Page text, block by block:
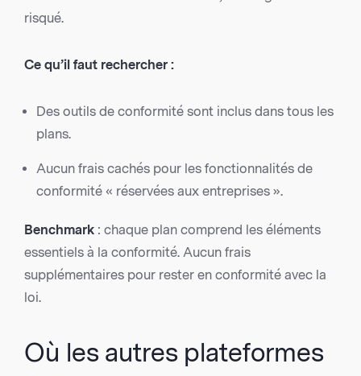
risqué.
Ce qu’il faut rechercher :
Des outils de conformité sont inclus dans tous les
plans.
Aucun frais cachés pour les fonctionnalités de
conformité « réservées aux entreprises ».
Benchmark : chaque plan comprend les éléments
essentiels à la conformité. Aucun frais
supplémentaires pour rester en conformité avec la
loi.
Où les autres plateformes